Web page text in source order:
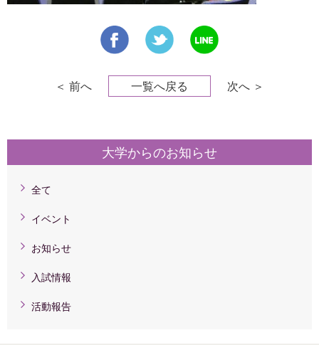
＜ 前へ 一覧へ戻る 次へ ＞
大学からのお知らせ
全て
イベント
お知らせ
入試情報
活動報告